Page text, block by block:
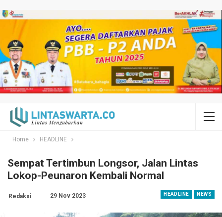
Home HEADLINE
Sempat Tertimbun Longsor, Jalan Lintas
Lokop-Peunaron Kembali Normal
HEADLINE NEWS
Redaksi 29 Nov 2023